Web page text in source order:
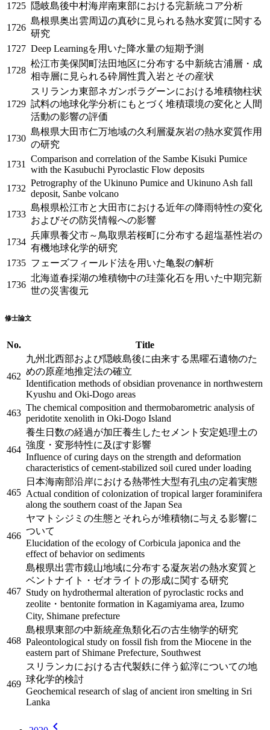
1725 隠岐島後中村海岸南東部における完新統コア分析
1726
島根県奥出雲周辺の真砂に見られる熱水変質に関する
研究
1727 Deep Learningを用いた降水量の短期予測
1728
松江市美保関町法田地区に分布する中新統古浦層・成
相寺層に見られる砕屑性貫入岩とその産状
1729
スリランカ東部ネガンボラグーンにおける堆積物柱状
試料の地球化学分析にもとづく堆積環境の変化と人間
活動の影響の評価
1730
島根県大田市仁万地域の久利層凝灰岩の熱水変質作用
の研究
1731
Comparison and correlation of the Sambe Kisuki Pumice
with the Kasubuchi Pyroclastic Flow deposits
1732
Petrography of the Ukinuno Pumice and Ukinuno Ash fall
deposit, Sanbe volcano
1733
島根県松江市と大田市における近年の降雨特性の変化
およびその防災情報への影響
1734
兵庫県養父市～鳥取県若桜町に分布する超塩基性岩の
有機地球化学的研究
1735 フェーズフィールド法を用いた亀裂の解析
1736
北海道春採湖の堆積物中の珪藻化石を用いた中期完新
世の災害復元
修士論文
No. Title
462
九州北西部および隠岐島後に由来する黒曜石遺物のた
めの原産地推定法の確立
Identification methods of obsidian provenance in northwestern
Kyushu and Oki-Dogo areas
463
The chemical composition and thermobarometric analysis of
peridotite xenolith in Oki-Dogo Island
464
養生日数の経過が加圧養生したセメント安定処理土の
強度・変形特性に及ぼす影響
Influence of curing days on the strength and deformation
characteristics of cement-stabilized soil cured under loading
465
日本海南部沿岸における熱帯性大型有孔虫の定着実態
Actual condition of colonization of tropical larger foraminifera
along the southern coast of the Japan Sea
466
ヤマトシジミの生態とそれらが堆積物に与える影響に
ついて
Elucidation of the ecology of Corbicula japonica and the
effect of behavior on sediments
467
島根県出雲市鏡山地域に分布する凝灰岩の熱水変質と
ベントナイト・ゼオライトの形成に関する研究
Study on hydrothermal alteration of pyroclastic rocks and
zeolite・bentonite formation in Kagamiyama area, Izumo
City, Shimane prefecture
468
島根県東部の中新統産魚類化石の古生物学的研究
Paleontological study on fossil fish from the Miocene in the
eastern part of Shimane Prefecture, Southwest
469
スリランカにおける古代製鉄に伴う鉱滓についての地
球化学的検討
Geochemical research of slag of ancient iron smelting in Sri
Lanka
chevron_left